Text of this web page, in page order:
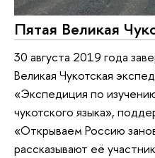
Пятая Великая
30 августа 2019 года
Великая Чукотская
«Экспедиция по
чукотского языка»,
«Открываем Россию
рассказывают её